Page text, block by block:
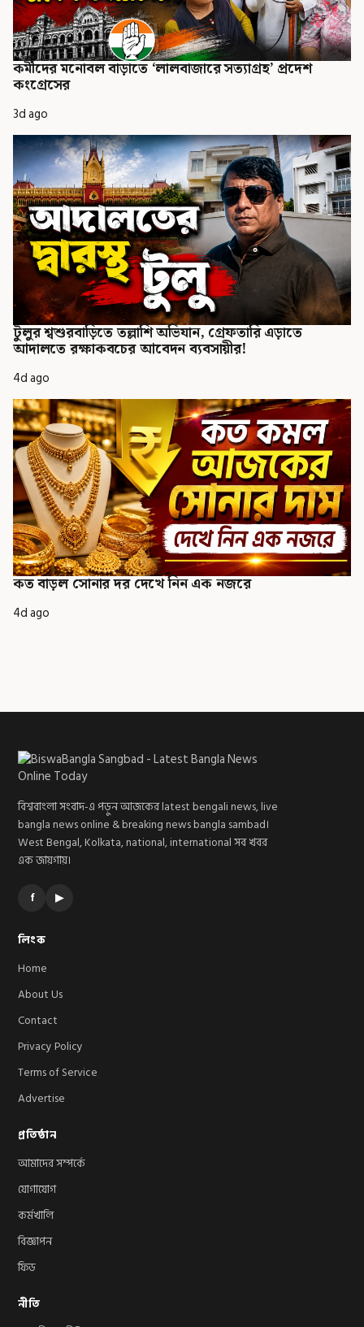
কর্মীদের মনোবল বাড়াতে ‘লালবাজারে সত্যাগ্রহ’ প্রদেশ
কংগ্রেসের
3d ago
টুলুর শ্বশুরবাড়িতে তল্লাশি অভিযান, গ্রেফতারি এড়াতে
আদালতে রক্ষাকবচের আবেদন ব্যবসায়ীর!
4d ago
কত বাড়ল সোনার দর দেখে নিন এক নজরে
4d ago
বিশ্ববাংলা সংবাদ-এ পড়ুন আজকের latest bengali news, live
bangla news online & breaking news bangla sambad।
West Bengal, Kolkata, national, international সব খবর
এক জায়গায়।
f ▶
লিংক
Home
About Us
Contact
Privacy Policy
Terms of Service
Advertise
প্রতিষ্ঠান
আমাদের সম্পর্কে
যোগাযোগ
কর্মখালি
বিজ্ঞাপন
ফিড
নীতি